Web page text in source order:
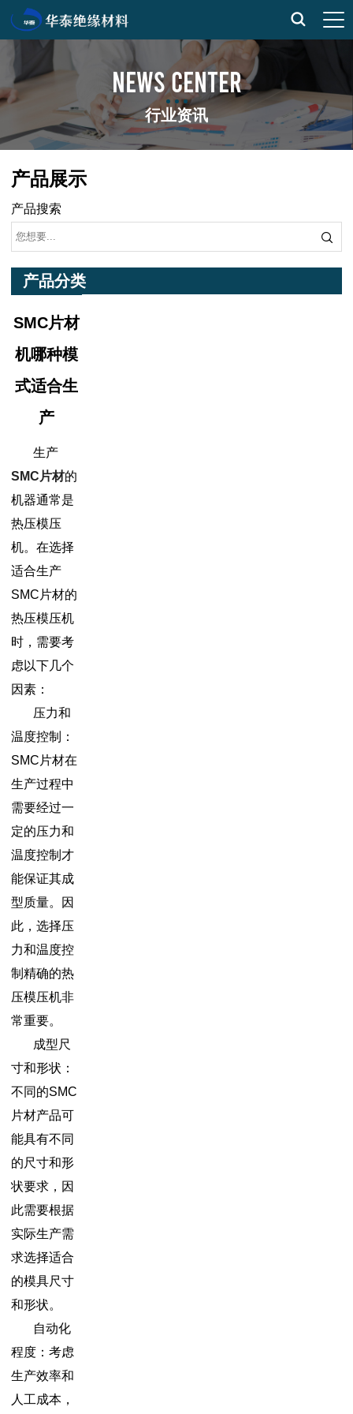
NEWS CENTER
行业资讯
产品展示
产品搜索
产品分类
SMC片材
机哪种模
式适合生
产
生产
SMC片材的
机器通常是
热压模压
机。在选择
适合生产
SMC片材的
热压模压机
时，需要考
虑以下几个
因素：
压力和
温度控制：
SMC片材在
生产过程中
需要经过一
定的压力和
温度控制才
能保证其成
型质量。因
此，选择压
力和温度控
制精确的热
压模压机非
常重要。
成型尺
寸和形状：
不同的SMC
片材产品可
能具有不同
的尺寸和形
状要求，因
此需要根据
实际生产需
求选择适合
的模具尺寸
和形状。
自动化
程度：考虑
生产效率和
人工成本，